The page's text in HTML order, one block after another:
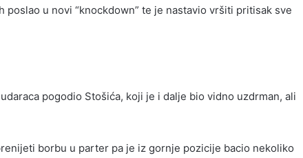
poslao u novi “knockdown” te je nastavio vršiti pritisak sve
pogodio Stošića, koji je i dalje bio vidno uzdrman, ali
borbu u parter pa je iz gornje pozicije bacio nekoliko